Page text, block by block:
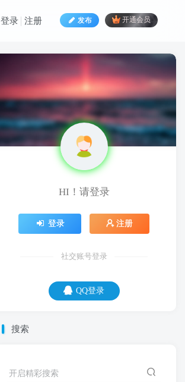
发布 开通会员
登录 注册
HI！请登录
登录 注册
社交账号登录
QQ登录
搜索
开启精彩搜索
HI！请登录
登录 注册
社交账号登录
QQ登录
忍无可忍，就重新再忍。